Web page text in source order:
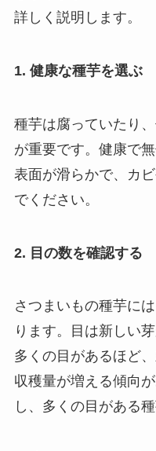
詳しく説明します。
1. 健康な種芋を選ぶ
種芋は腐っていたり
が重要です。健康で
表面が滑らかで、カ
でください。
2. 目の数を確認する
さつまいもの種芋に
ります。目は新しい
多くの目があるほど
収穫量が増える傾向
し、多くの目がある